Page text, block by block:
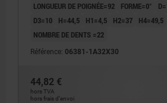
LONGUEUR DE POIGNÉE=92
FORME=0°
D3=10
H=44,5 H1=4,5 H2=37
H4=49,5
NOMBRE DE DENTS =22
Référence: 06381-1A32X30
44,82 €
hors TVA
hors frais d’envoi